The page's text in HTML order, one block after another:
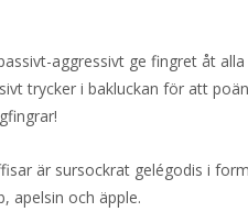
aggressivt ge fingret åt
trycker i bakluckan för att
är sursockrat gelégodis i
apelsin och äpple.